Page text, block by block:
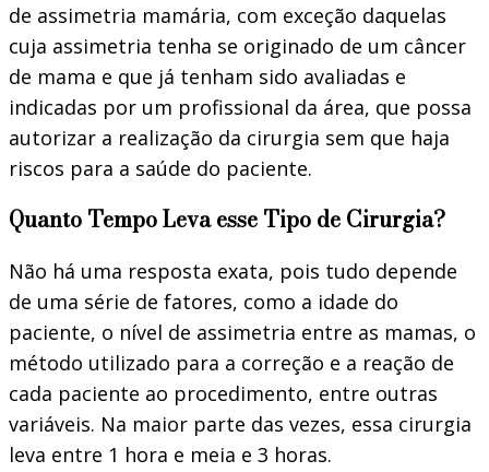
de assimetria mamária, com exceção daquelas
cuja assimetria tenha se originado de um câncer
de mama e que já tenham sido avaliadas e
indicadas por um profissional da área, que possa
autorizar a realização da cirurgia sem que haja
riscos para a saúde do paciente.
Quanto Tempo Leva esse Tipo de Cirurgia?
Não há uma resposta exata, pois tudo depende
de uma série de fatores, como a idade do
paciente, o nível de assimetria entre as mamas, o
método utilizado para a correção e a reação de
cada paciente ao procedimento, entre outras
variáveis. Na maior parte das vezes, essa cirurgia
leva entre 1 hora e meia e 3 horas.